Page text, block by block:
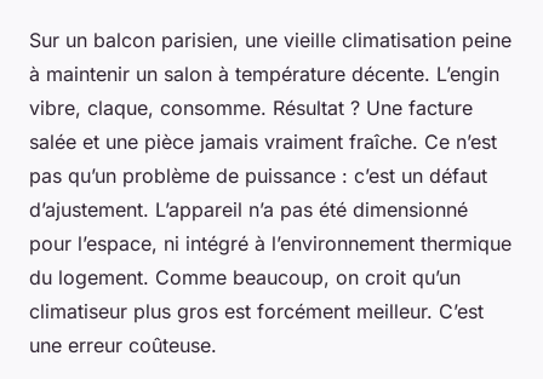
Sur un balcon parisien, une vieille climatisation peine
à maintenir un salon à température décente. L’engin
vibre, claque, consomme. Résultat ? Une facture
salée et une pièce jamais vraiment fraîche. Ce n’est
pas qu’un problème de puissance : c’est un défaut
d’ajustement. L’appareil n’a pas été dimensionné
pour l’espace, ni intégré à l’environnement thermique
du logement. Comme beaucoup, on croit qu’un
climatiseur plus gros est forcément meilleur. C’est
une erreur coûteuse.